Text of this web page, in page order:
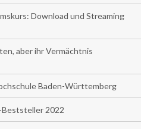
Download und Streaming
aber ihr Vermächtnis
Baden-Württemberg
Beststeller 2022